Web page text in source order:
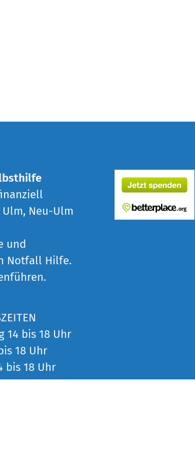
Neu-Ulm
und
Notfall Hilfe.
14 bis 18 Uhr
18 Uhr
bis 18 Uhr